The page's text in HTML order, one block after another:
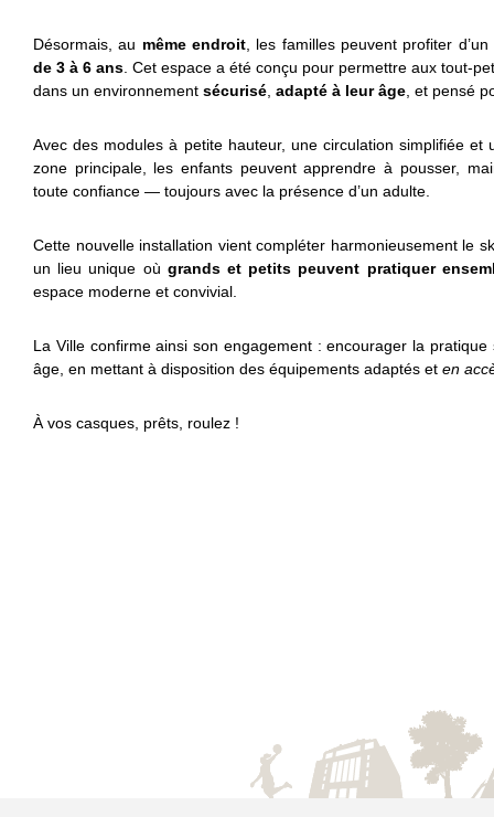
Désormais, au même endroit , les familles peuvent profiter d’un
de 3 à 6 ans . Cet espace a été conçu pour permettre aux tout-
dans un environnement sécurisé adapté à leur âge , et pensé
Avec des modules à petite hauteur, une circulation simplifiée
zone principale, les enfants peuvent apprendre à pousser,
toute confiance — toujours avec la présence d’un adulte.
Cette nouvelle installation vient compléter harmonieusement le
un lieu unique où grands et petits peuvent pratiquer
espace moderne et convivial.
La Ville confirme ainsi son engagement : encourager la
âge, en mettant à disposition des équipements adaptés et en
À vos casques, prêts, roulez !